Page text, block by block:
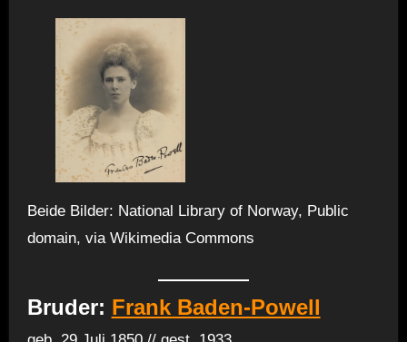
Beide Bilder: National Library of Norway, Public
domain, via Wikimedia Commons
Bruder: Frank Baden-Powell